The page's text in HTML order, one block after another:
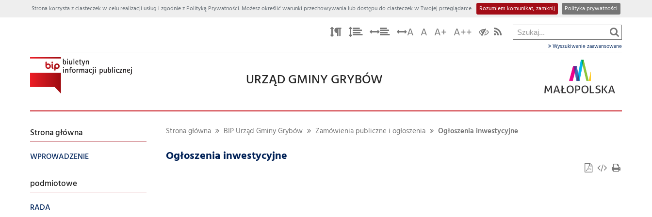
Strona korzysta z ciasteczek w celu realizacji usług i zgodnie z Polityką Prywatności. Możesz określić warunki przechowywania lub dostępu do ciasteczek w Twojej przeglądarce. Rozumiem komunikat, zamknij Polityka prywatności
A A A+ A++
Wyszukiwanie zaawansowane
URZĄD GMINY GRYBÓW
Strona główna
WPROWADZENIE
podmiotowe
RADA
Strona główna BIP Urząd Gminy Grybów Zamówienia publiczne i ogłoszenia Ogłoszenia inwestycyjne
Ogłoszenia inwestycyjne